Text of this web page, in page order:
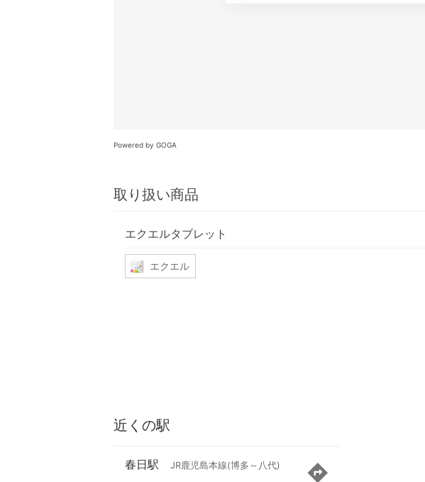
Powered by GOGA
取り扱い商品
エクエルタブレット
エクエル
近くの駅
春日駅 JR鹿児島本線(博多～八代)